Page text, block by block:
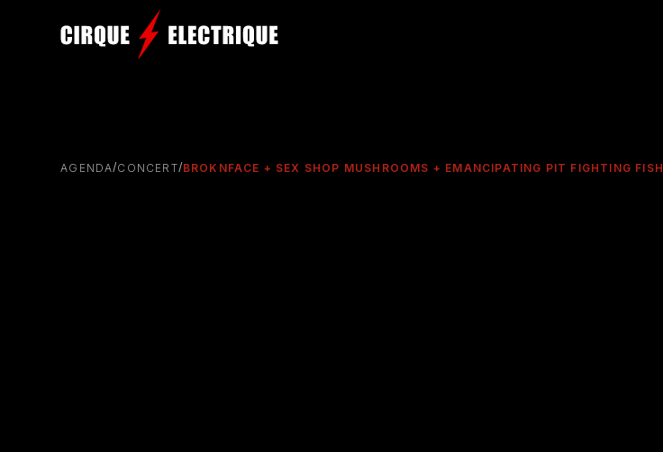
AGENDA/CONCERT/BROKNFACE + SEX SHOP MUSHROOMS + EMANCIPATING PIT FIGHTING FISH